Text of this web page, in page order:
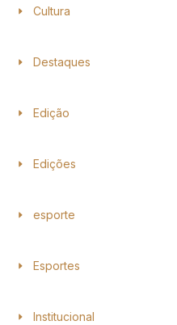
Cultura
Destaques
Edição
Edições
esporte
Esportes
Institucional